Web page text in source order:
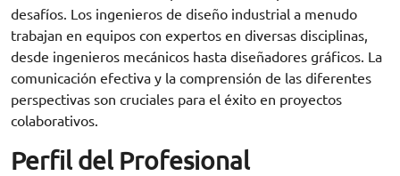
desafíos. Los ingenieros de diseño industrial a menudo
trabajan en equipos con expertos en diversas disciplinas,
desde ingenieros mecánicos hasta diseñadores gráficos. La
comunicación efectiva y la comprensión de las diferentes
perspectivas son cruciales para el éxito en proyectos
colaborativos.
Perfil del Profesional